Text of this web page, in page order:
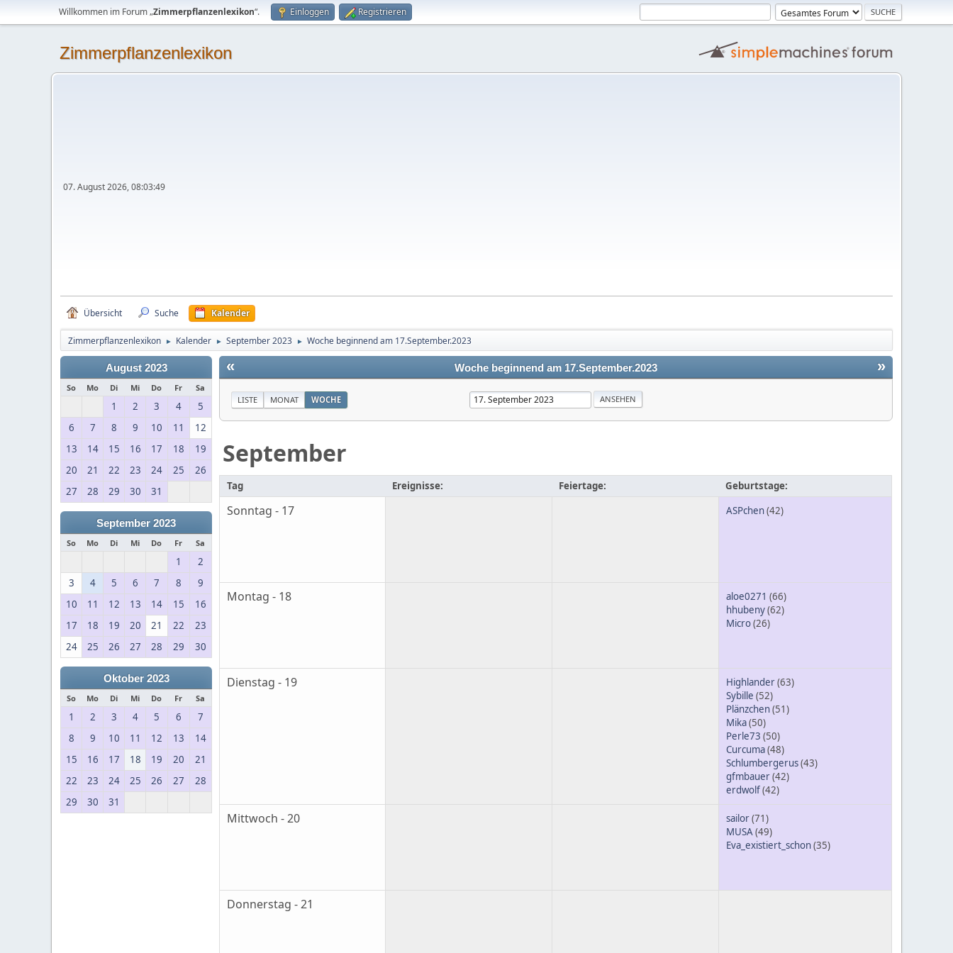
Willkommen im Forum „Zimmerpflanzenlexikon“. Einloggen Registrieren
Zimmerpflanzenlexikon
07. August 2026, 08:03:49
Übersicht Suche Kalender
Zimmerpflanzenlexikon ► Kalender ► September 2023 ► Woche beginnend am 17.September.2023
August 2023
So Mo Di Mi Do Fr Sa
1 2 3 4
5
6
7 8 9 10 11
12
13
14 15 16 17 18
19
20
21 22 23 24 25
26
27
28 29 30 31
September 2023
So Mo Di Mi Do Fr Sa
1
2
3
4 5 6 7 8
9
10
11 12 13 14 15
16
17
18 19 20 21 22
23
24
25 26 27 28 29 30
Oktober 2023
So Mo Di Mi Do Fr Sa
1 2 3 4 5 6
7
8
9 10 11 12 13
14
15
16 17 18 19 20
21
22
23 24 25 26 27
28
29
30 31
« »
Woche beginnend am 17.September.2023
LISTE MONAT WOCHE
September
Tag Ereignisse: Feiertage: Geburtstage:
Sonntag - 17 ASPchen(42)
Montag - 18 aloe0271 (66)
hhubeny(62)
Micro(26)
Dienstag - 19 Highlander(63)
Sybille (52)
Plänzchen(51)
Mika(50)
Perle73 (50)
Curcuma(48)
Schlumbergerus(43)
gfmbauer(42)
erdwolf(42)
Mittwoch - 20 sailor(71)
MUSA(49)
Eva_existiert_schon(35)
Donnerstag - 21